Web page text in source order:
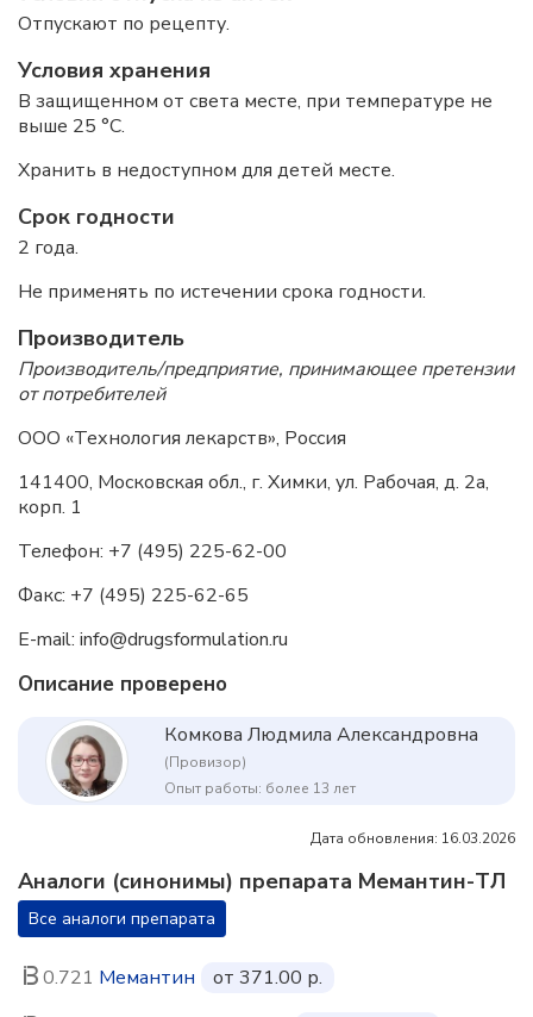
Отпускают по рецепту.
Условия хранения
В защищенном от света месте, при температуре не
выше 25 °С.
Хранить в недоступном для детей месте.
Срок годности
2 года.
Не применять по истечении срока годности.
Производитель
Производитель/предприятие, принимающее претензии
от потребителей
ООО «Технология лекарств», Россия
141400, Московская обл., г. Химки, ул. Рабочая, д. 2а,
корп. 1
Телефон: +7 (495) 225-62-00
Факс: +7 (495) 225-62-65
E-mail: info@drugsformulation.ru
Описание проверено
Комкова Людмила Александровна
(Провизор)
Опыт работы: более 13 лет
Дата обновления: 16.03.2026
Аналоги (синонимы) препарата Мемантин-ТЛ
Все аналоги препарата
0.721 Мемантин
от 371.00 р.